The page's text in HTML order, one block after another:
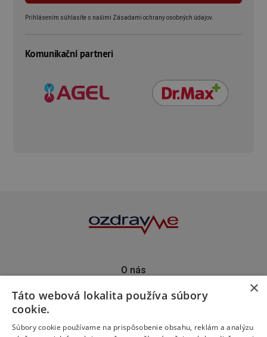
Prihlásením súhlasíte s našimi Zásadami ochrany osobných údajov.
Komunikační partneri
O nás
Predplatné
Podporte nás
×
Táto webová lokalita používa súbory
cookie.
Súbory cookie používame na prispôsobenie obsahu, reklám a analýzu